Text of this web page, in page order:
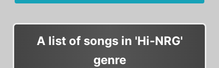
A list of songs in 'Hi-NRG'
genre